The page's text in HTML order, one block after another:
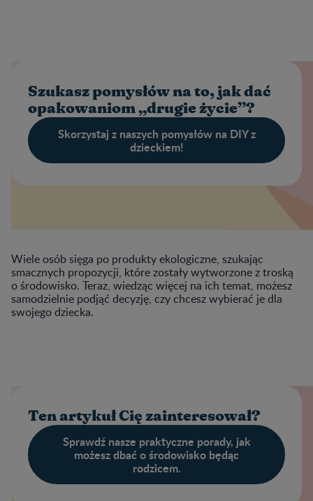
Szukasz pomysłów na to, jak dać
opakowaniom „drugie życie”?
Skorzystaj z naszych pomysłów na DIY z
dzieckiem!
Wiele osób sięga po produkty ekologiczne, szukając
smacznych propozycji, które zostały wytworzone z troską
o środowisko. Teraz, wiedząc więcej na ich temat, możesz
samodzielnie podjąć decyzję, czy chcesz wybierać je dla
swojego dziecka.
Ten artykuł Cię zainteresował?
Sprawdź nasze praktyczne porady, jak
możesz dbać o środowisko będąc
rodzicem.